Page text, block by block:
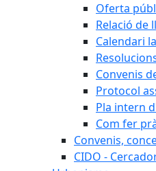
Oferta
Relació de
Calendari
Convenis
Protocol
Pla intern
Com fer
Convenis,
CIDO -